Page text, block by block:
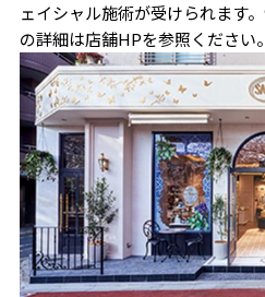
ェイシャル施術が受けられます
の詳細は店舗HPを参照ください。